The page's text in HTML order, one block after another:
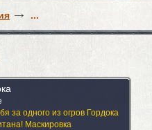
...
за одного из огров Гордока
Маскировка